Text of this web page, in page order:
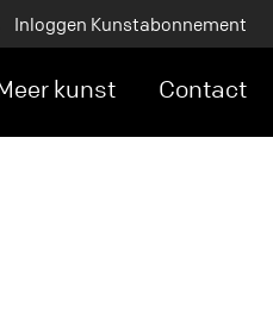
Inloggen Kunstabonnement
kunst Contact